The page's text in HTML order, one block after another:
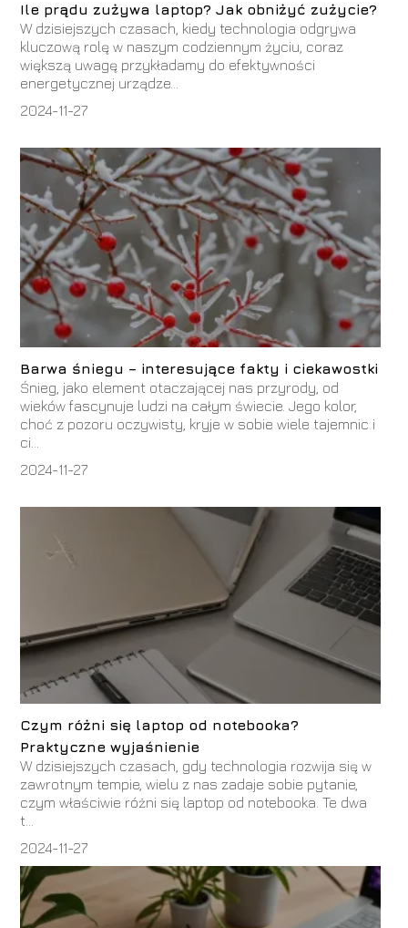
Ile prądu zużywa laptop? Jak obniżyć zużycie?
W dzisiejszych czasach, kiedy technologia odgrywa
kluczową rolę w naszym codziennym życiu, coraz
większą uwagę przykładamy do efektywności
energetycznej urządze...
2024-11-27
Barwa śniegu – interesujące fakty i ciekawostki
Śnieg, jako element otaczającej nas przyrody, od
wieków fascynuje ludzi na całym świecie. Jego kolor,
choć z pozoru oczywisty, kryje w sobie wiele tajemnic i
ci...
2024-11-27
Czym różni się laptop od notebooka?
Praktyczne wyjaśnienie
W dzisiejszych czasach, gdy technologia rozwija się w
zawrotnym tempie, wielu z nas zadaje sobie pytanie,
czym właściwie różni się laptop od notebooka. Te dwa
t...
2024-11-27